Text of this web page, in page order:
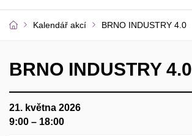
Kalendář akcí BRNO INDUSTRY 4.0
BRNO INDUSTRY 4.0
21. května 2026
9:00 – 18:00